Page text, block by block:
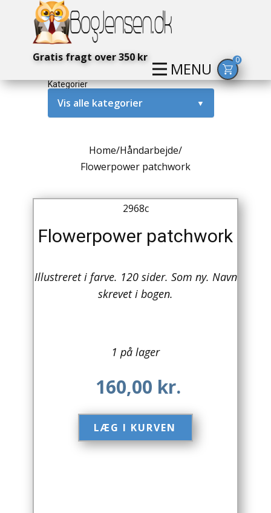
MENU
Gratis fragt over 350 kr 0
Kategorier
Vis alle kategorier ▼
Amerika / USA
Antikke / Specielle Bøger
Antikviteter
Arkitektur
Børnebøger
Home/Håndarbejde/
Flowerpower patchwork
2968c
Flowerpower patchwork
Illustreret i farve. 120 sider. Som ny. Navn
skrevet i bogen.
1 på lager
160,00 kr.
LÆG I KURVEN​